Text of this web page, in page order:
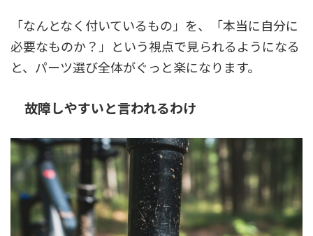
「なんとなく付いているもの」を、「本当に自分に
必要なものか？」という視点で見られるようになる
と、パーツ選び全体がぐっと楽になります。
故障しやすいと言われるわけ